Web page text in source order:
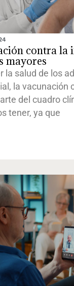
contra la
mayores
la salud de los
la vacunación
del cuadro
tener, ya que